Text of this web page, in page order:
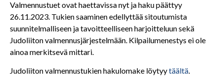
Valmennustuet ovat haettavissa nyt ja haku päättyy
26.11.2023. Tukien saaminen edellyttää sitoutumista
suunnitelmalliseen ja tavoitteelliseen harjoitteluun sekä
Judoliiton valmennusjärjestelmään. Kilpailumenestys ei ole
ainoa merkitsevä mittari.
Judoliiton valmennustukien hakulomake löytyytäältä.